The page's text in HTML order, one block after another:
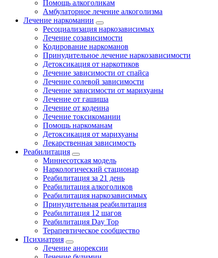
Помощь алкоголикам
Амбулаторное лечение алкоголизма
Лечение наркомании
Ресоциализация наркозависимых
Лечение созависимости
Кодирование наркоманов
Принудительное лечение наркозависимости
Детоксикация от наркотиков
Лечение зависимости от спайса
Лечение солевой зависимости
Лечение зависимости от марихуаны
Лечение от гашиша
Лечение от кодеина
Лечение токсикомании
Помощь наркоманам
Детоксикация от марихуаны
Лекарственная зависимость
Реабилитация
Миннесотская модель
Наркологический стационар
Реабилитация за 21 день
Реабилитация алкоголиков
Реабилитация наркозависимых
Принудительная реабилитация
Реабилитация 12 шагов
Реабилитация Day Top
Терапевтическое сообщество
Психиатрия
Лечение анорексии